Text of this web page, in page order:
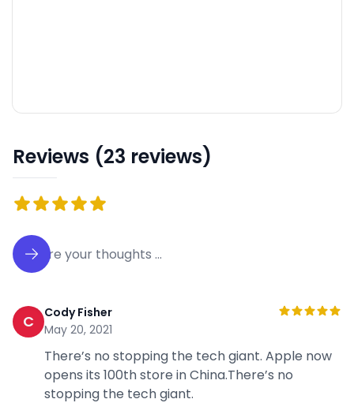
Reviews (23 reviews)
C
Cody Fisher
May 20, 2021
There’s no stopping the tech giant. Apple now
opens its 100th store in China.There’s no
stopping the tech giant.